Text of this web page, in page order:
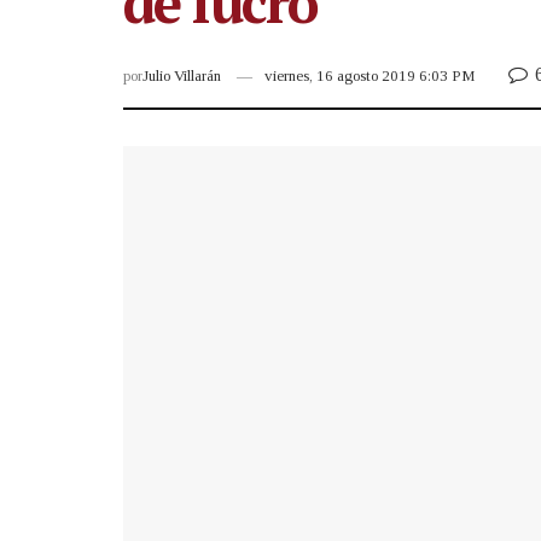
porJulio Villarán viernes, 16 agosto 2019 6:03 PM